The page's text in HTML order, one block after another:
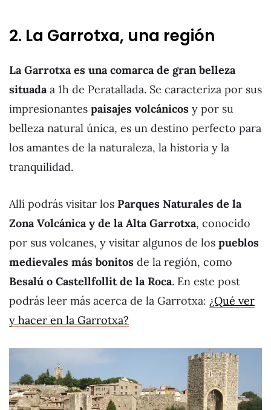
2. La Garrotxa, una región
La Garrotxa es una comarca de gran belleza
situadaa 1h de Peratallada. Se caracteriza por sus
impresionantes paisajes volcánicos y por su
belleza natural única, es un destino perfecto para
los amantes de la naturaleza, la historia y la
tranquilidad.
Allí podrás visitar los Parques Naturales de la
Zona Volcánica y de la Alta Garrotxa, conocido
por sus volcanes, y visitar algunos de los pueblos
medievales más bonitos de la región, como
Besalú o Castellfollit de la Roca. En este post
podrás leer más acerca de la Garrotxa: ¿Qué ver
y hacer en la Garrotxa?